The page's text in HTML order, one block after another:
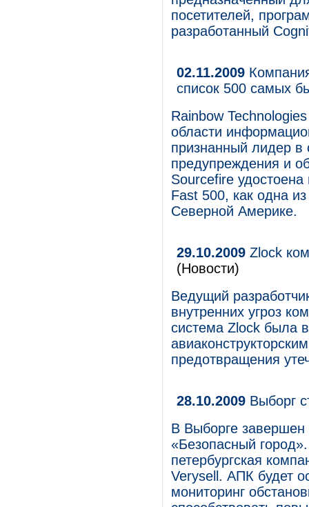
посетителей,
разработанный
02.11.2009
список 500 самых
Rainbow
области
признанный лидер в
предупреждения и
Sourcefire
Fast 500, как одна
Северной Америке.
29.10.2009 Zlock
(Новости)
Ведущий
внутренних угроз
система Zlock была
предотвращения
28.10.2009 Выборг
В Выборге
«Безопасный
петербургская
Verysell. АПК будет
мониторинг